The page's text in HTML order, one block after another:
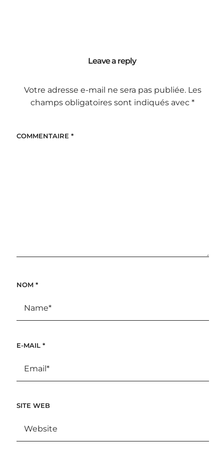
Leave a reply
Votre adresse e-mail ne sera pas publiée. Les
champs obligatoires sont indiqués avec*
COMMENTAIRE *
NOM *
E-MAIL *
SITE WEB